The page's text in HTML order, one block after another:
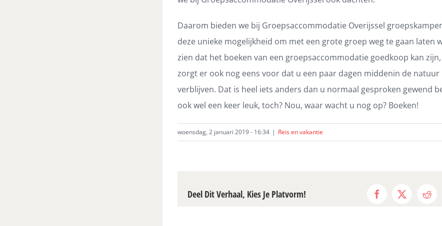
Daarom bieden we bij Groepsaccommodatie Overijssel
deze unieke mogelijkheid om met een grote groep weg te gaan laten
zien dat het boeken van een groepsaccommodatie goedkoop kan
zorgt er ook nog eens voor dat u een paar dagen middenin de
verblijven. Dat is heel iets anders dan u normaal gesproken gewend
ook wel een keer leuk, toch? Nou, waar wacht u nog op? Boeken!
woensdag, 2 januari 2019 - 16:34 | Reis en vakantie
Deel Dit Verhaal, Kies Je Platvorm! Facebook
X